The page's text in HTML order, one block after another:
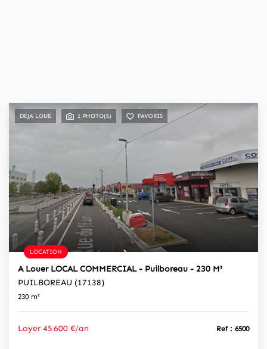
DÉJA LOUÉ 1 PHOTO(S) FAVORIS
LOCATION
A Louer LOCAL COMMERCIAL - Puilboreau - 230 M²
PUILBOREAU (17138)
230 m²
Loyer 45 600 €/an Ref : 6500